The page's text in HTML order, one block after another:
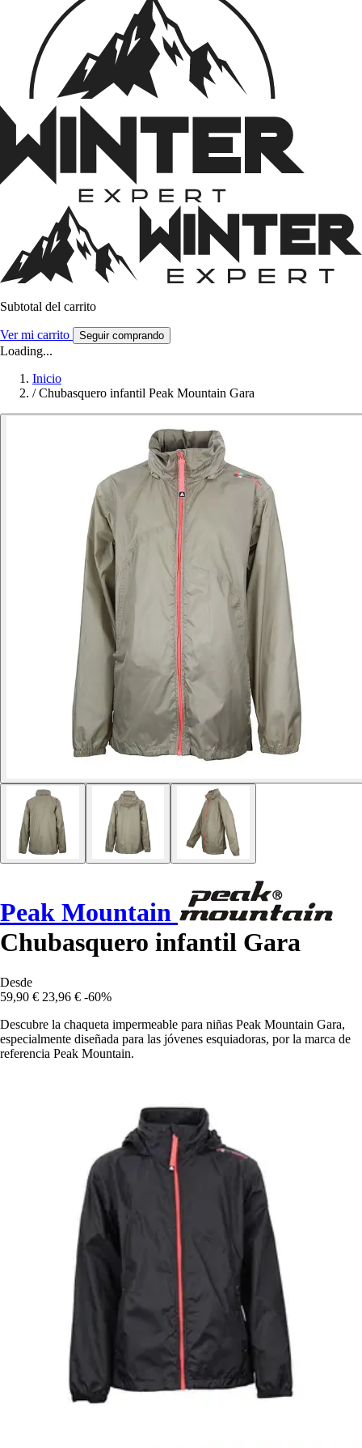
Subtotal del carrito
Ver mi carrito Seguir comprando
Loading...
Inicio
/ Chubasquero infantil Peak Mountain Gara
Peak Mountain
Chubasquero infantil Gara
Desde
59,90 € 23,96 € -60%
Descubre la chaqueta impermeable para niñas Peak Mountain Gara,
especialmente diseñada para las jóvenes esquiadoras, por la marca de
referencia Peak Mountain.